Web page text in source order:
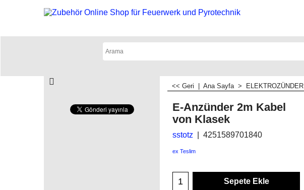
<< Geri Ana Sayfa > ELEKTROZÜNDER
E-Anzünder 2m Kabel
von Klasek
sstotz 4251589701840
ex Teslim
Sepete Ekle